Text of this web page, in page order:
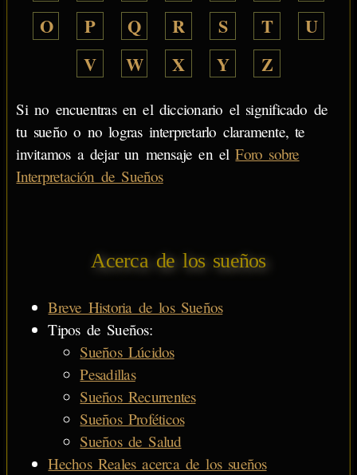
O
P Q R S T
U
V
W X Y Z
Si no encuentras en el diccionario el significado de
tu sueño o no logras interpretarlo claramente, te
invitamos a dejar un mensaje en elForo sobre
Interpretación de Sueños
Acerca de los sueños
Breve Historia de los Sueños
Tipos de Sueños:
Sueños Lúcidos
Pesadillas
Sueños Recurrentes
Sueños Proféticos
Sueños de Salud
Hechos Reales acerca de los sueños